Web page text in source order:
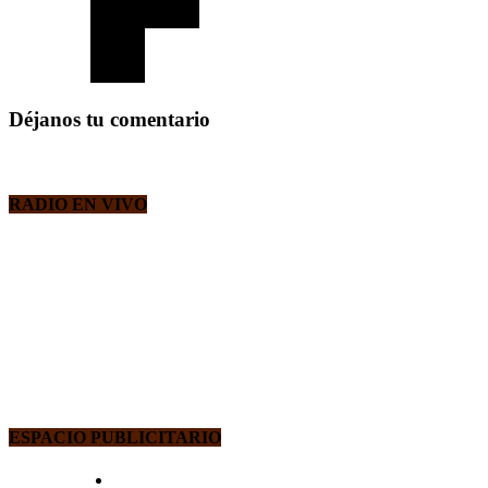
Déjanos tu comentario
RADIO EN VIVO
ESPACIO PUBLICITARIO